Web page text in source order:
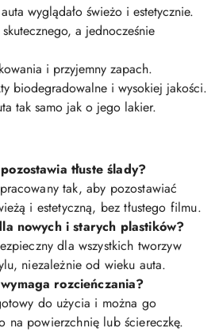
wyglądało świeżo i estetycznie.
a jednocześnie
i przyjemny zapach.
biodegradowalne i wysokiej jakości.
tak samo jak o jego lakier.
tłuste ślady?
tak, aby pozostawiać
i estetyczną, bez tłustego filmu.
nowych i starych plastików?
dla wszystkich tworzyw
niezależnie od wieku auta.
rozcieńczania?
do użycia i można go
na powierzchnię lub ściereczkę.